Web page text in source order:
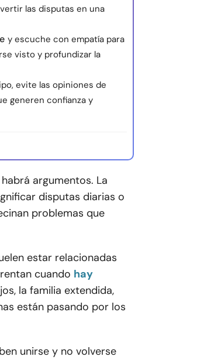
las disputas en una
y escuche con empatía para
visto y profundizar la
evite las opiniones de
generen confianza y
habrá argumentos. La
disputas diarias o
problemas que
estar relacionadas
cuando hay
la familia extendida,
están pasando por los
unirse y no volverse